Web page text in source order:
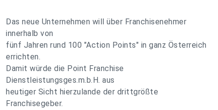
Das neue Unternehmen will über Franchisenehmer
innerhalb von
fünf Jahren rund 100 "Action Points" in ganz Österreich
errichten.
Damit würde die Point Franchise
Dienstleistungsges.m.b.H. aus
heutiger Sicht hierzulande der drittgrößte
Franchisegeber.